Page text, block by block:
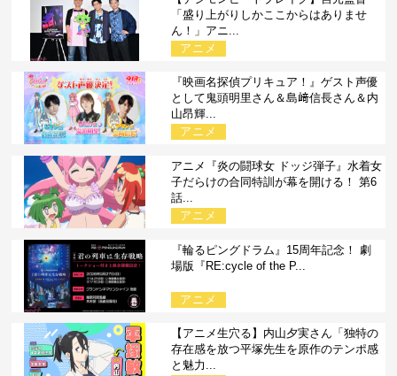
「盛り上がりしかここからはありませ
ん！」アニ...
アニメ
『映画名探偵プリキュア！』ゲスト声優
として鬼頭明里さん＆島﨑信長さん＆内
山昂輝...
アニメ
アニメ『炎の闘球女 ドッジ弾子』水着女
子だらけの合同特訓が幕を開ける！ 第6
話...
アニメ
『輪るピングドラム』15周年記念！ 劇
場版『RE:cycle of the P...
アニメ
【アニメ生穴る】内山夕実さん「独特の
存在感を放つ平塚先生を原作のテンポ感
と魅力...